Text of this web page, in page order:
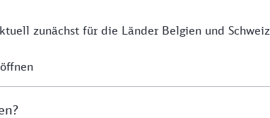
zunächst für die Länder Belgien und